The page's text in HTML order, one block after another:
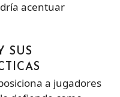
acentuar
SUS
a jugadores